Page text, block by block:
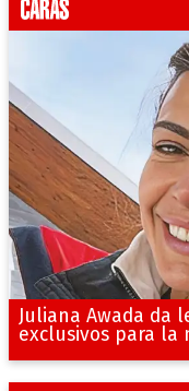
Juliana Awada da
exclusivos para la